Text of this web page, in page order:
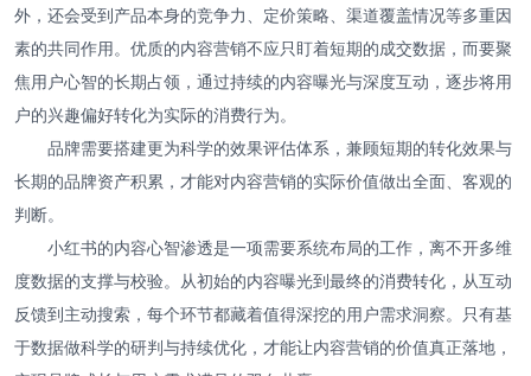
外，还会受到产品本身的竞争力、定价策略、渠道覆盖情况等多重因
素的共同作用。优质的内容营销不应只盯着短期的成交数据，而要聚
焦用户心智的长期占领，通过持续的内容曝光与深度互动，逐步将用
户的兴趣偏好转化为实际的消费行为。
品牌需要搭建更为科学的效果评估体系，兼顾短期的转化效果与
长期的品牌资产积累，才能对内容营销的实际价值做出全面、客观的
判断。
小红书的内容心智渗透是一项需要系统布局的工作，离不开多维
度数据的支撑与校验。从初始的内容曝光到最终的消费转化，从互动
反馈到主动搜索，每个环节都藏着值得深挖的用户需求洞察。只有基
于数据做科学的研判与持续优化，才能让内容营销的价值真正落地，